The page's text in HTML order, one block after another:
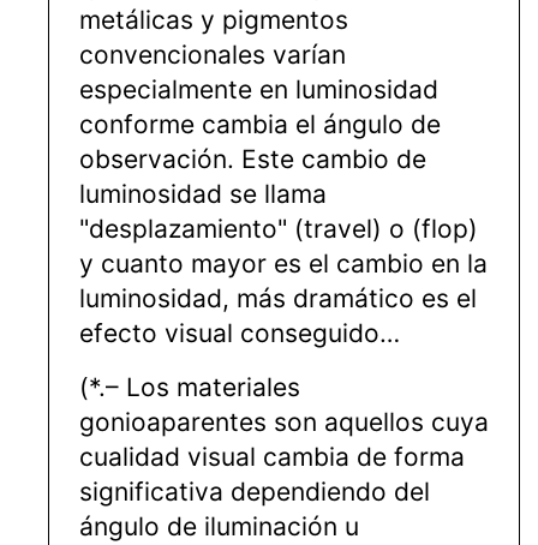
metálicas y pigmentos
convencionales varían
especialmente en luminosidad
conforme cambia el ángulo de
observación. Este cambio de
luminosidad se llama
"desplazamiento" (travel) o (flop)
y cuanto mayor es el cambio en la
luminosidad, más dramático es el
efecto visual conseguido…
(*.– Los materiales
gonioaparentes son aquellos cuya
cualidad visual cambia de forma
significativa dependiendo del
ángulo de iluminación u